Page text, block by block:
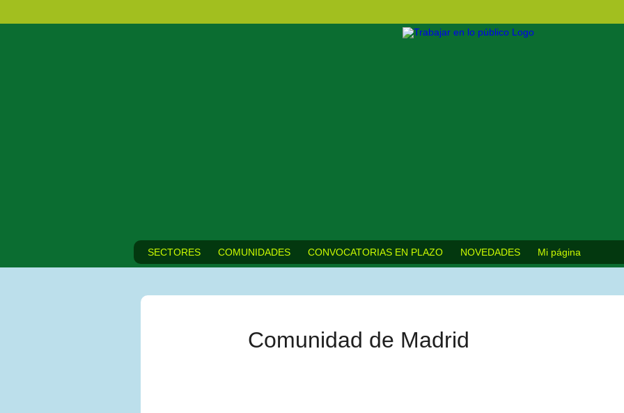
SECTORES COMUNIDADES CONVOCATORIAS EN PLAZO NOVEDADES Mi página
Comunidad de Madrid